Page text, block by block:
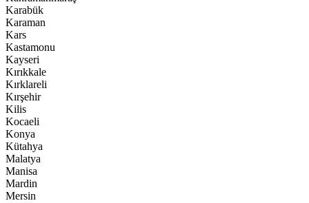
Karabük
Karaman
Kars
Kastamonu
Kayseri
Kırıkkale
Kırklareli
Kırşehir
Kilis
Kocaeli
Konya
Kütahya
Malatya
Manisa
Mardin
Mersin